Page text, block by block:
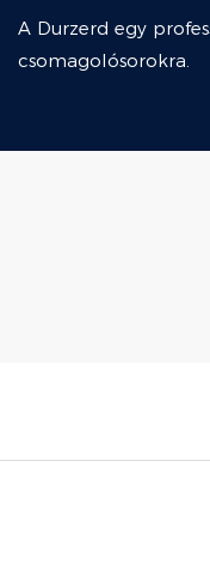
A Durzerd egy
csomagolósorokra.